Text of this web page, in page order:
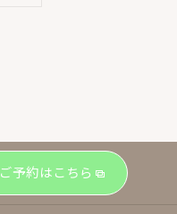
ご予約はこちら